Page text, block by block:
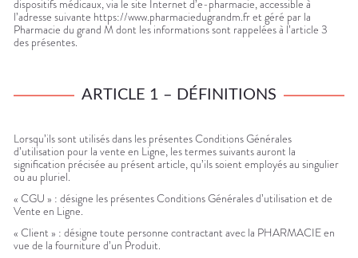
Orthopédie
Trousse à
pharmacie
Aliments
Compléments
alimentaires
Vétérinaire
VISAGE-
CORPS-
CHEVEUX
Etendre
Homme
Visage
PHARMACIES
DE GARDE
VOTRE
APPLICATION
DE SANTÉ
dispositifs médicaux, via le site Internet d’e-pharmacie, accessible à
l’adresse suivante https://www.pharmaciedugrandm.fr et géré par la
Pharmacie du grand M dont les informations sont rappelées à l’article 3
des présentes.
ARTICLE 1 – DÉFINITIONS
Lorsqu’ils sont utilisés dans les présentes Conditions Générales
d’utilisation pour la vente en Ligne, les termes suivants auront la
signification précisée au présent article, qu’ils soient employés au singulier
ou au pluriel.
« CGU » : désigne les présentes Conditions Générales d’utilisation et de
Vente en Ligne.
« Client » : désigne toute personne contractant avec la PHARMACIE en
vue de la fourniture d’un Produit.